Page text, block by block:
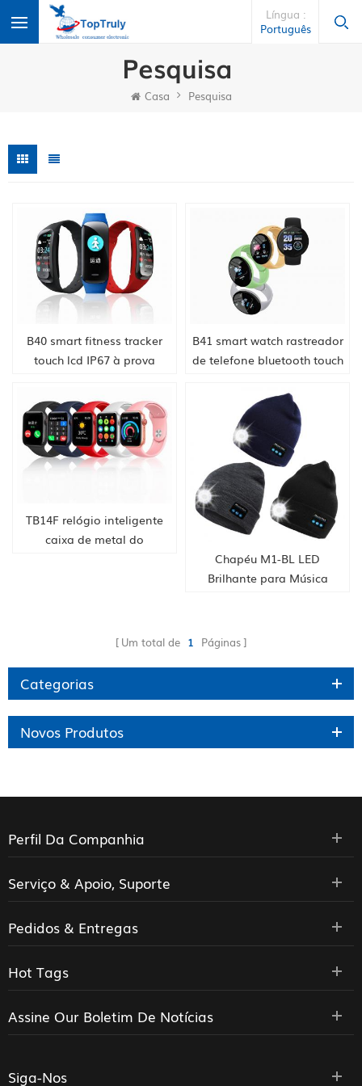
Língua :
Português
Pesquisa
Casa Pesquisa
B40 smart fitness tracker
touch lcd IP67 à prova
atividade de
suporte/monitor de
frequência cardíaca/anti-
perdido/alerta sedentário
B41 smart watch rastreador
de telefone bluetooth touch
d'água/suporte rastreador
de atividade/monitor de
freqüência cardíaca/anti-
perdido/alerta sedentário
TB14F relógio inteligente
caixa de metal do
freqüência cardíaca/anti-
arterial/oxigênio no
sangue/ecg
Chapéu M1-BL LED
Brilhante para Música
Um total de 1 Páginas
Categorias
Novos Produtos
Perfil Da Companhia
Serviço & Apoio, Suporte
Pedidos & Entregas
Hot Tags
Assine Our Boletim De Notícias
Siga-Nos